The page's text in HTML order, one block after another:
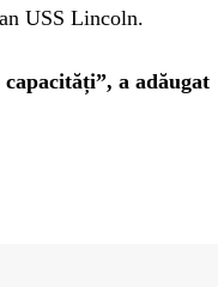
USS Lincoln.
a adăugat